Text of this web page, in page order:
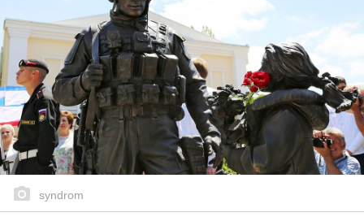
syndrom